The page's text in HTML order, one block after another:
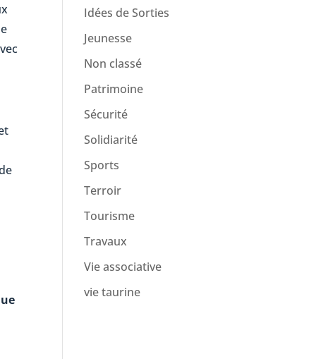
Idées de Sorties
Jeunesse
Non classé
Patrimoine
Sécurité
Solidiarité
Sports
Terroir
Tourisme
Travaux
Vie associative
vie taurine